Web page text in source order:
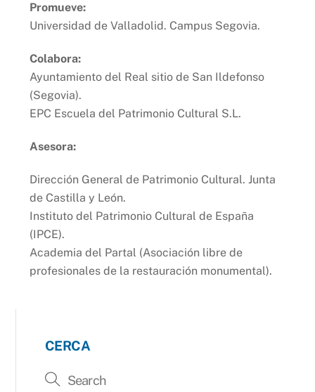
Promueve:
Universidad de Valladolid. Campus Segovia.
Colabora:
Ayuntamiento del Real sitio de San Ildefonso
(Segovia).
EPC Escuela del Patrimonio Cultural S.L.
Asesora:
Dirección General de Patrimonio Cultural. Junta
de Castilla y León.
Instituto del Patrimonio Cultural de España
(IPCE).
Academia del Partal (Asociación libre de
profesionales de la restauración monumental).
CERCA